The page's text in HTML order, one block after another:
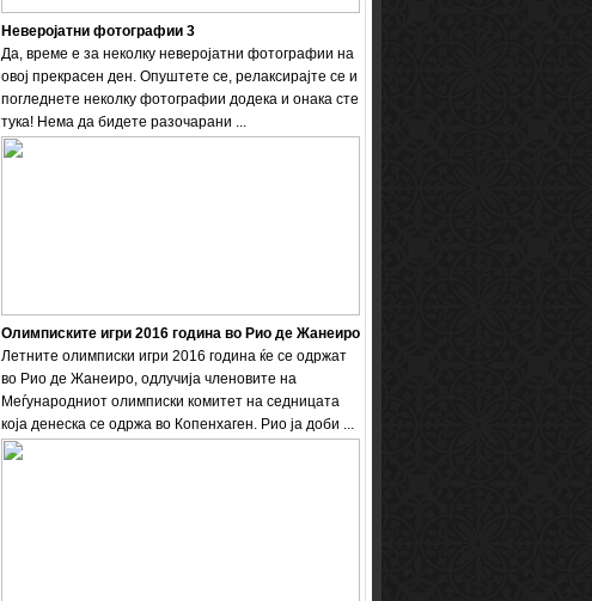
Неверојатни фотографии 3
Да, време е за неколку неверојатни фотографии на
овој прекрасен ден. Опуштете се, релаксирајте се и
погледнете неколку фотографии додека и онака сте
тука! Нема да бидете разочарани ...
Олимписките игри 2016 година во Рио де Жанеиро
Летните олимписки игри 2016 година ќе се одржат
во Рио де Жанеиро, одлучија членовите на
Меѓународниот олимписки комитет на седницата
која денеска се одржа во Копенхаген. Рио ја доби ...